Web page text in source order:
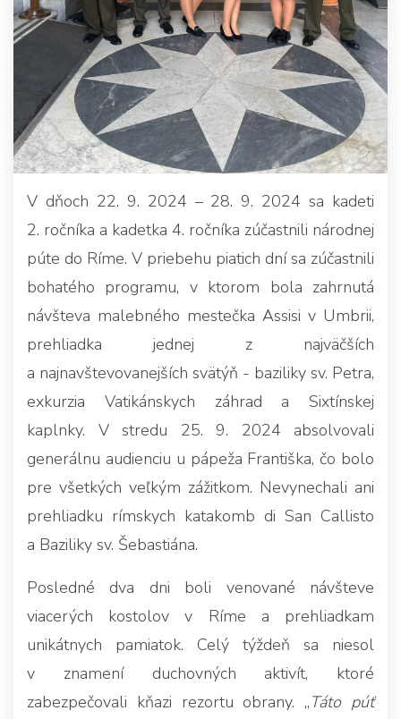
V dňoch 22. 9. 2024 – 28. 9. 2024 sa kadeti
2. ročníka a kadetka 4. ročníka zúčastnili národnej
púte do Ríme. V priebehu piatich dní sa zúčastnili
bohatého programu, v ktorom bola zahrnutá
návšteva malebného mestečka Assisi v Umbrii,
prehliadka jednej z najväčších
a najnavštevovanejších svätýň - baziliky sv. Petra,
exkurzia Vatikánskych záhrad a Sixtínskej
kaplnky. V stredu 25. 9. 2024 absolvovali
generálnu audienciu u pápeža Františka, čo bolo
pre všetkých veľkým zážitkom. Nevynechali ani
prehliadku rímskych katakomb di San Callisto
a Baziliky sv. Šebastiána.
Posledné dva dni boli venované návšteve
viacerých kostolov v Ríme a prehliadkam
unikátnych pamiatok. Celý týždeň sa niesol
v znamení duchovných aktivít, ktoré
zabezpečovali kňazi rezortu obrany. „Táto púť